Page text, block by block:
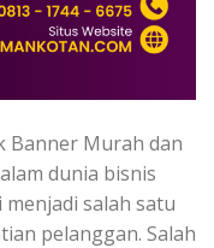
Banner Murah dan
dunia bisnis
salah satu
pelanggan. Salah